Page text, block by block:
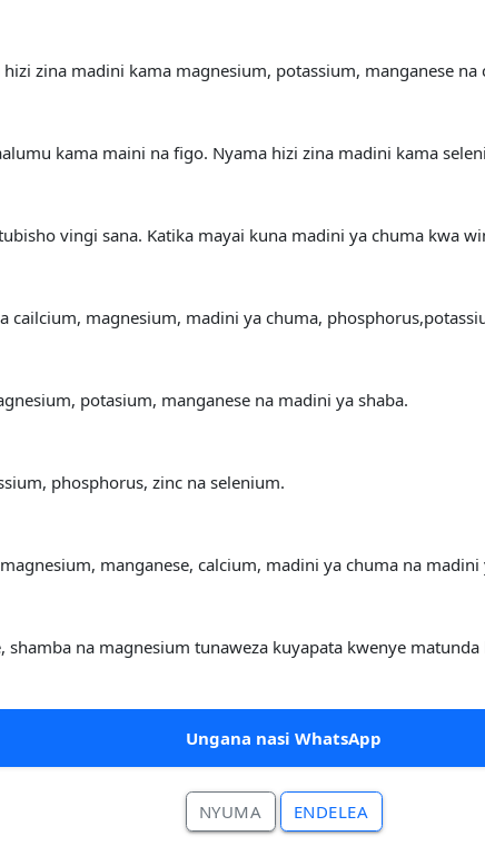
zina madini kama magnesium, potassium, manganese na
kama maini na figo. Nyama hizi zina madini kama
vingi sana. Katika mayai kuna madini ya chuma kwa
cailcium, magnesium, madini ya chuma,
potasium, manganese na madini ya shaba.
phosphorus, zinc na selenium.
manganese, calcium, madini ya chuma na madini
na magnesium tunaweza kuyapata kwenye
Ungana nasi WhatsApp
NYUMA ENDELEA